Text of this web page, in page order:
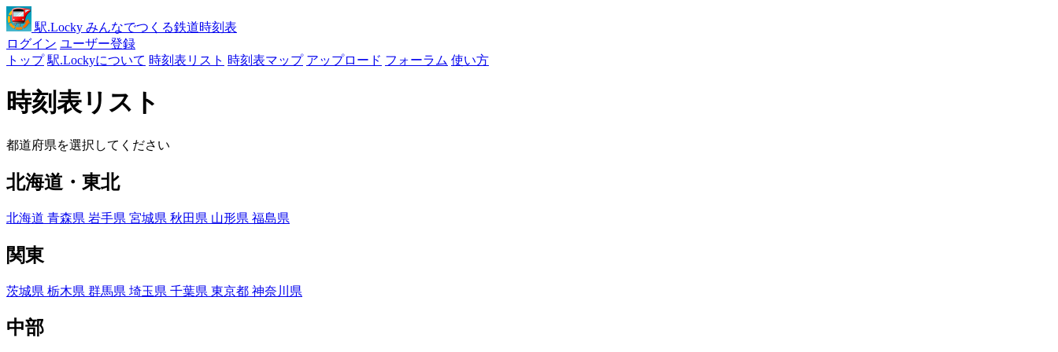
駅.Locky みんなでつくる鉄道時刻表
ログイン ユーザー登録
トップ 駅.Lockyについて 時刻表リスト 時刻表マップ アップロード フォーラム 使い方
時刻表リスト
都道府県を選択してください
北海道・東北
北海道 青森県 岩手県 宮城県 秋田県 山形県 福島県
関東
茨城県 栃木県 群馬県 埼玉県 千葉県 東京都 神奈川県
中部